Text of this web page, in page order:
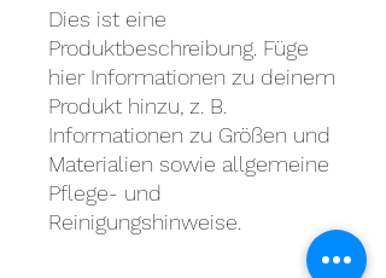
Dies ist eine
Produktbeschreibung. Füge
hier Informationen zu deinem
Produkt hinzu, z. B.
Informationen zu Größen und
Materialien sowie allgemeine
Pflege- und
Reinigungshinweise.